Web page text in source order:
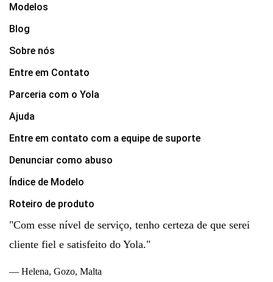
Modelos
Blog
Sobre nós
Entre em Contato
Parceria com o Yola
Ajuda
Entre em contato com a equipe de suporte
Denunciar como abuso
Índice de Modelo
Roteiro de produto
"Com esse nível de serviço, tenho certeza de que serei
cliente fiel e satisfeito do Yola."
— Helena, Gozo, Malta